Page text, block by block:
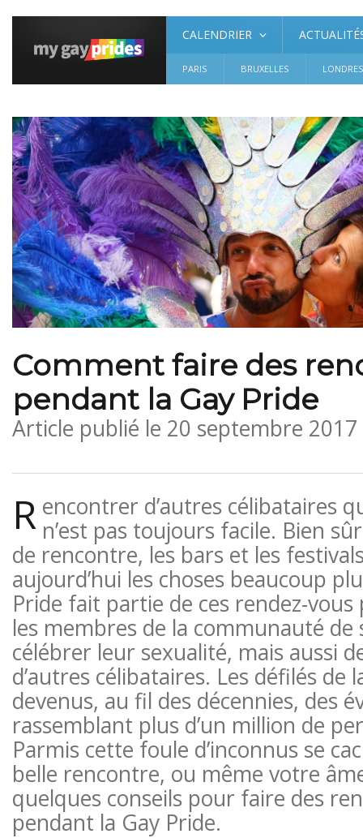
CALENDRIER
PARIS BRUXELLES LONDRES
Comment faire des
pendant la Gay Pride
Article publié le 20 septembre
R encontrer d’autres célibataires
n’est pas toujours facile. Bien
de rencontre, les bars et les
aujourd’hui les choses beaucoup
Pride fait partie de ces rendez-
les membres de la communauté
célébrer leur sexualité, mais aussi
d’autres célibataires. Les défilés de
devenus, au fil des décennies, des
rassemblant plus d’un million de
Parmis cette foule d’inconnus se
belle rencontre, ou même votre
quelques conseils pour faire des
pendant la Gay Pride.